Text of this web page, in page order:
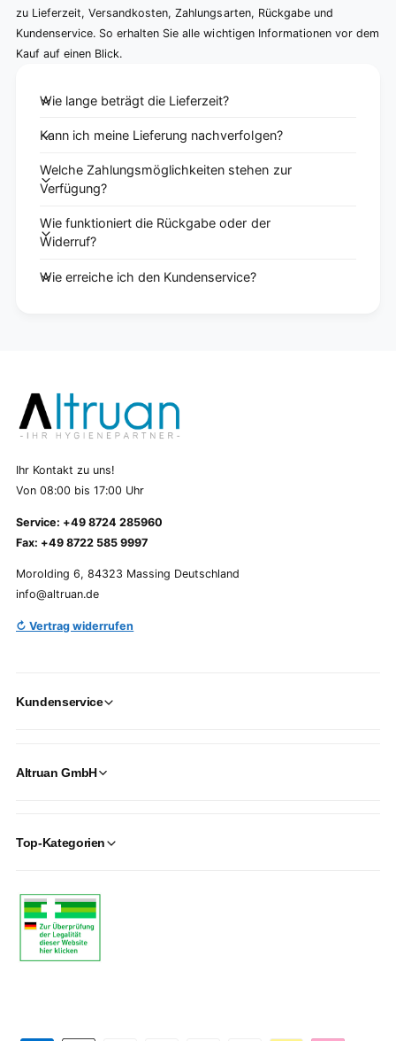
zu Lieferzeit, Versandkosten, Zahlungsarten, Rückgabe und
Kundenservice. So erhalten Sie alle wichtigen Informationen vor dem
Kauf auf einen Blick.
Wie lange beträgt die Lieferzeit?
Kann ich meine Lieferung nachverfolgen?
Welche Zahlungsmöglichkeiten stehen zur
Verfügung?
Wie funktioniert die Rückgabe oder der
Widerruf?
Wie erreiche ich den Kundenservice?
Ihr Kontakt zu uns!
Von 08:00 bis 17:00 Uhr
Service: +49 8724 285960
Fax: +49 8722 585 9997
Morolding 6, 84323 Massing Deutschland
info@altruan.de
↻ Vertrag widerrufen
Kundenservice
Altruan GmbH
Top-Kategorien